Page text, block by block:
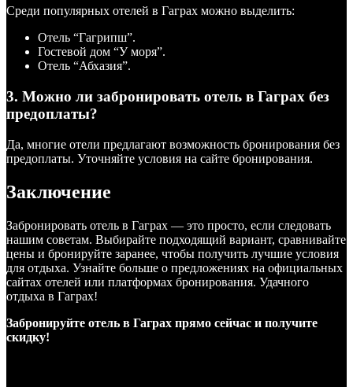
Среди популярных отелей в Гаграх можно выделить:
Отель “Гагрипш”.
Гостевой дом “У моря”.
Отель “Абхазия”.
3. Можно ли забронировать отель в Гаграх без
предоплаты?
Да, многие отели предлагают возможность бронирования без
предоплаты. Уточняйте условия на сайте бронирования.
Заключение
Забронировать отель в Гаграх — это просто, если следовать
нашим советам. Выбирайте подходящий вариант, сравнивайте
цены и бронируйте заранее, чтобы получить лучшие условия
для отдыха. Узнайте больше о предложениях на официальных
сайтах отелей или платформах бронирования. Удачного
отдыха в Гаграх!
Забронируйте отель в Гаграх прямо сейчас и получите
скидку!